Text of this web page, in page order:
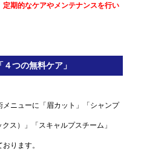
期的なケアやメンテナンスを行い
つの無料ケア」
ニューに「眉カット」「シャンプ
ス）」「スキャルプスチーム」
ります。